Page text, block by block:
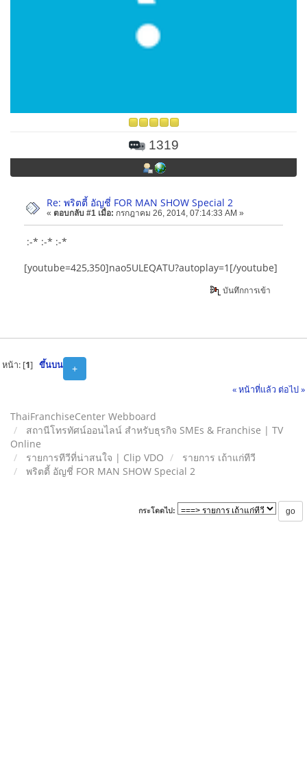
1319
Re: พริตตี้ อัญชี่ FOR MAN SHOW Special 2
« ตอบกลับ #1 เมื่อ: กรกฎาคม 26, 2014, 07:14:33 AM »
:-* :-* :-*
[youtube=425,350]nao5ULEQATU?autoplay=1[/youtube]
บันทึกการเข้า
+
หน้า: [1] ขึ้นบน
« หน้าที่แล้ว ต่อไป »
ThaiFranchiseCenter Webboard
สถานีโทรทัศน์ออนไลน์ สำหรับธุรกิจ SMEs & Franchise | TV
Online
รายการทีวีที่น่าสนใจ | Clip VDO
รายการ เถ้าแก่ทีวี
พริตตี้ อัญชี่ FOR MAN SHOW Special 2
กระโดดไป: